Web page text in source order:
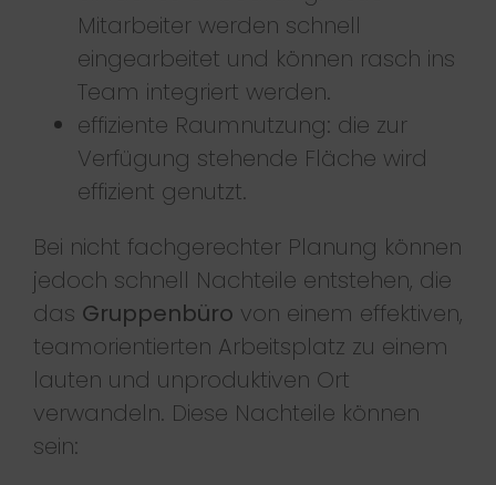
Mitarbeiter werden schnell
eingearbeitet und können rasch ins
Team integriert werden.
effiziente Raumnutzung: die zur
Verfügung stehende Fläche wird
effizient genutzt.
Bei nicht fachgerechter Planung können
jedoch schnell Nachteile entstehen, die
das Gruppenbüro von einem effektiven,
teamorientierten Arbeitsplatz zu einem
lauten und unproduktiven Ort
verwandeln. Diese Nachteile können
sein: